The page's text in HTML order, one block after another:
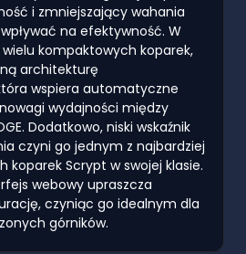
i zmniejszający wahania
na efektywność. W
kompaktowych koparek,
architekturę
wspiera automatyczne
wydajności między
Dodatkowo, niski wskaźnik
czyni go jednym z najbardziej
koparek Scrypt w swojej klasie.
webowy upraszcza
czyniąc go idealnym dla
górników.